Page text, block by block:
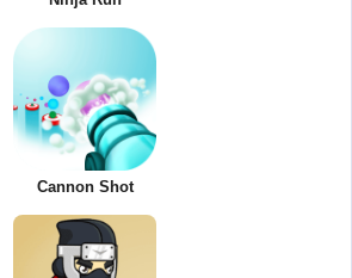
Cannon Shot